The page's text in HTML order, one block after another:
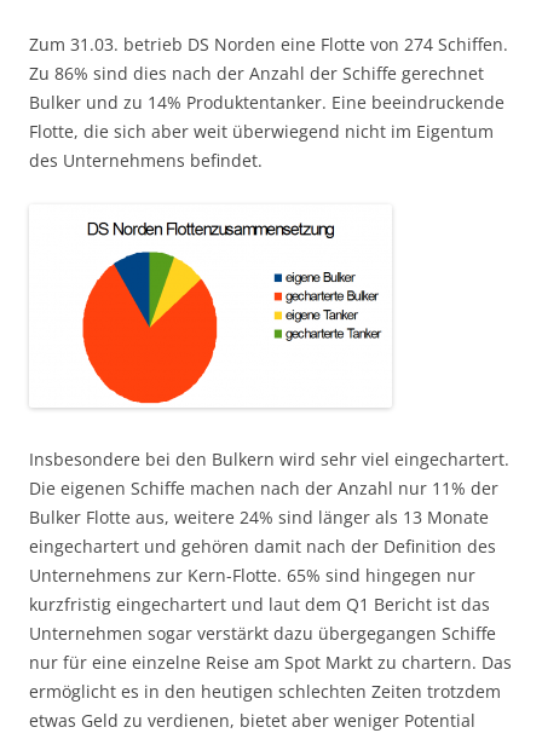
Zum 31.03. betrieb DS Norden eine Flotte von 274 Schiffen.
Zu 86% sind dies nach der Anzahl der Schiffe gerechnet
Bulker und zu 14% Produktentanker. Eine beeindruckende
Flotte, die sich aber weit überwiegend nicht im Eigentum
des Unternehmens befindet.
Insbesondere bei den Bulkern wird sehr viel eingechartert.
Die eigenen Schiffe machen nach der Anzahl nur 11% der
Bulker Flotte aus, weitere 24% sind länger als 13 Monate
eingechartert und gehören damit nach der Definition des
Unternehmens zur Kern-Flotte. 65% sind hingegen nur
kurzfristig eingechartert und laut dem Q1 Bericht ist das
Unternehmen sogar verstärkt dazu übergegangen Schiffe
nur für eine einzelne Reise am Spot Markt zu chartern. Das
ermöglicht es in den heutigen schlechten Zeiten trotzdem
etwas Geld zu verdienen, bietet aber weniger Potential